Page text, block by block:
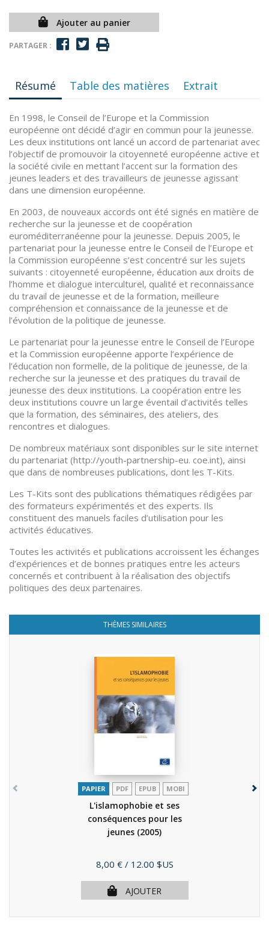
Ajouter au panier
PARTAGER :
Résumé Table des matières Extrait
En 1998, le Conseil de l’Europe et la Commission
européenne ont décidé d’agir en commun pour la jeunesse.
Les deux institutions ont lancé un accord de partenariat avec
l’objectif de promouvoir la citoyenneté européenne active et
la société civile en mettant l’accent sur la formation des
jeunes leaders et des travailleurs de jeunesse agissant
dans une dimension européenne.
En 2003, de nouveaux accords ont été signés en matière de
recherche sur la jeunesse et de coopération
euroméditerranéenne pour la jeunesse. Depuis 2005, le
partenariat pour la jeunesse entre le Conseil de l’Europe et
la Commission européenne s’est concentré sur les sujets
suivants : citoyenneté européenne, éducation aux droits de
l’homme et dialogue interculturel, qualité et reconnaissance
du travail de jeunesse et de la formation, meilleure
compréhension et connaissance de la jeunesse et de
l’évolution de la politique de jeunesse.
Le partenariat pour la jeunesse entre le Conseil de l’Europe
et la Commission européenne apporte l’expérience de
l’éducation non formelle, de la politique de jeunesse, de la
recherche sur la jeunesse et des pratiques du travail de
jeunesse des deux institutions. La coopération entre les
deux institutions couvre un large éventail d’activités telles
que la formation, des séminaires, des ateliers, des
rencontres et dialogues.
De nombreux matériaux sont disponibles sur le site internet
du partenariat (http://youth-partnership-eu. coe.int), ainsi
que dans de nombreuses publications, dont les T-Kits.
Les T-Kits sont des publications thématiques rédigées par
des formateurs expérimentés et des experts. Ils
constituent des manuels faciles d’utilisation pour les
activités éducatives.
Toutes les activités et publications accroissent les échanges
d’expériences et de bonnes pratiques entre les acteurs
concernés et contribuent à la réalisation des objectifs
politiques des deux partenaires.
THÈMES SIMILAIRES
PAPIER PDF EPUB MOBI
L'islamophobie et ses
conséquences pour les
jeunes (2005)
Prix
8,00 € / 12.00 $US
AJOUTER